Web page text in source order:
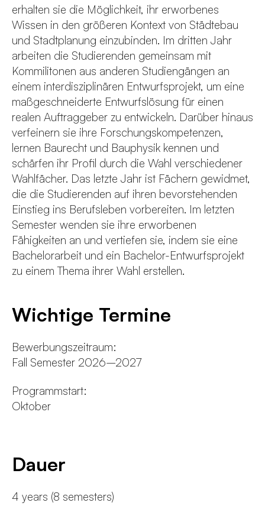
erhalten sie die Möglichkeit, ihr erworbenes
Wissen in den größeren Kontext von Städtebau
und Stadtplanung einzubinden. Im dritten Jahr
arbeiten die Studierenden gemeinsam mit
Kommilitonen aus anderen Studiengängen an
einem interdisziplinären Entwurfsprojekt, um eine
maßgeschneiderte Entwurfslösung für einen
realen Auftraggeber zu entwickeln. Darüber hinaus
verfeinern sie ihre Forschungskompetenzen,
lernen Baurecht und Bauphysik kennen und
schärfen ihr Profil durch die Wahl verschiedener
Wahlfächer. Das letzte Jahr ist Fächern gewidmet,
die die Studierenden auf ihren bevorstehenden
Einstieg ins Berufsleben vorbereiten. Im letzten
Semester wenden sie ihre erworbenen
Fähigkeiten an und vertiefen sie, indem sie eine
Bachelorarbeit und ein Bachelor-Entwurfsprojekt
zu einem Thema ihrer Wahl erstellen.
Wichtige Termine
Bewerbungszeitraum:
Fall Semester 2026–2027
Programmstart:
Oktober
Dauer
4 years (8 semesters)